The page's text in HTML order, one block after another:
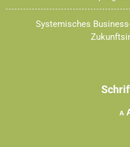
Systemisches
A